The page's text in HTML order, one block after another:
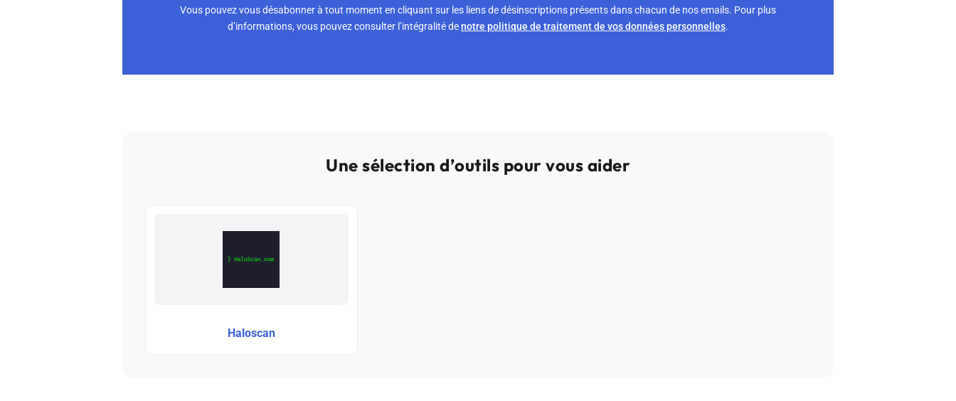
Vous pouvez vous désabonner à tout moment en cliquant sur les liens de désinscriptions présents dans chacun de nos emails. Pour plus
d’informations, vous pouvez consulter l’intégralité denotre politique de traitement de vos données personnelles.
Une sélection d’outils pour vous aider
Haloscan